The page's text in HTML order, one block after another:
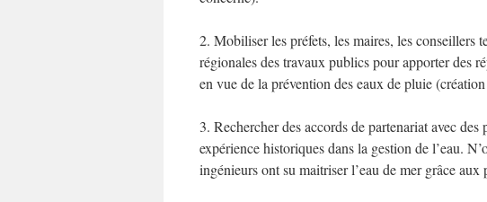
2. Mobiliser les préfets, les maires, les conseillers
régionales des travaux publics pour apporter des
en vue de la prévention des eaux de pluie
3. Rechercher des accords de partenariat avec
expérience historiques dans la gestion de l’eau.
ingénieurs ont su maitriser l’eau de mer grâce aux